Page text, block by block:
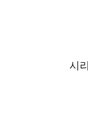
시